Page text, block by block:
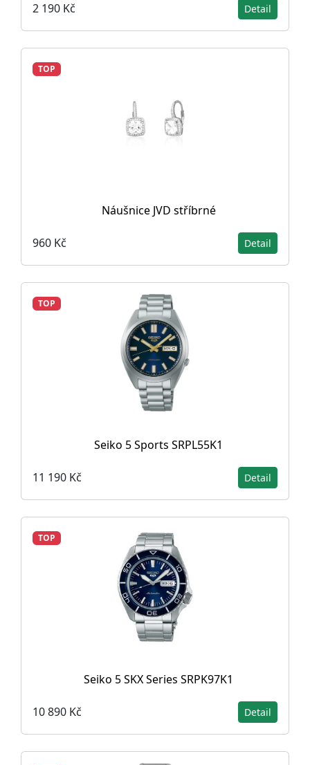
2 190 Kč Detail
TOP
Náušnice JVD stříbrné
960 Kč Detail
TOP
Seiko 5 Sports SRPL55K1
11 190 Kč Detail
TOP
Seiko 5 SKX Series SRPK97K1
10 890 Kč Detail